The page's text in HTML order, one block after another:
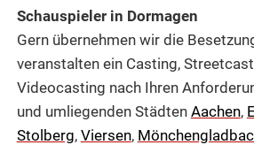
Schauspieler in Dormagen
Gern übernehmen wir die
veranstalten ein Casting,
Videocasting nach Ihren
und umliegenden Städten Aachen,
Stolberg, Viersen,